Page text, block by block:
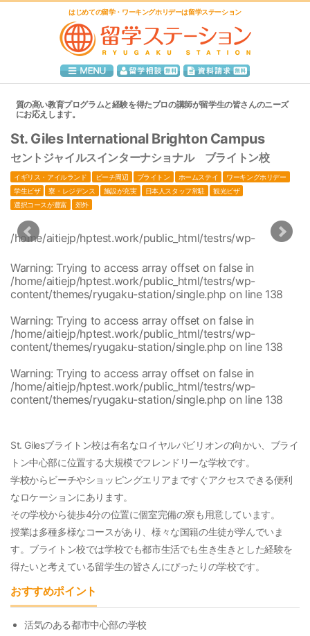
はじめての留学・ワーキングホリデーは留学ステーション
質の高い教育プログラムと経験を得たプロの講師が留学生の皆さんのニーズ
にお応えします。
St. Giles International Brighton Campus
セントジャイルスインターナショナル ブライトン校
イギリス・アイルランド ビーチ周辺 ブライトン ホームステイ
ワーキングホリデー
学生ビザ
寮・レジデンス 施設が充実 日本人スタッフ常駐
観光ビザ
選択コースが豊富
郊外
/home/aitiejp/hptest.work/public_html/testrs/wp-
/home/aitiejp/hptest.work/public_html/testrs/wp-
content/themes/ryugaku-station/single.php
/home/aitiejp/hptest.work/public_html/testrs/wp-
content/themes/ryugaku-station/single.php
Warning: Trying to access array offset on false in
/home/aitiejp/hptest.work/public_html/testrs/wp-
content/themes/ryugaku-station/single.php on line 138
Warning: Trying to access array offset on false in
/home/aitiejp/hptest.work/public_html/testrs/wp-
content/themes/ryugaku-station/single.php on line 138
Warning: Trying to access array offset on false in
/home/aitiejp/hptest.work/public_html/testrs/wp-
content/themes/ryugaku-station/single.php on line 138
St. Gilesブライトン校は有名なロイヤルパビリオンの向かい、ブライ
トン中心部に位置する大規模でフレンドリーな学校です。
学校からビーチやショッピングエリアまですぐアクセスできる便利
なロケーションにあります。
その学校から徒歩4分の位置に個室完備の寮も用意しています。
授業は多種多様なコースがあり、様々な国籍の生徒が学んでいま
す。ブライトン校では学校でも都市生活でも生き生きとした経験を
得たいと考えている留学生の皆さんにぴったりの学校です。
おすすめポイント
活気のある都市中心部の学校